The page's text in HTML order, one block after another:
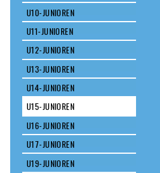
U10-JUNIOREN
U11-JUNIOREN
U12-JUNIOREN
U13-JUNIOREN
U14-JUNIOREN
U15-JUNIOREN
U16-JUNIOREN
U17-JUNIOREN
U19-JUNIOREN